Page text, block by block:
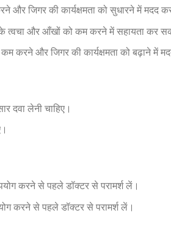
और जिगर की कार्यक्षमता को सुधारने में मदद
के त्वचा और आँखों को कम करने में सहायता कर
कम करने और जिगर की कार्यक्षमता को बढ़ाने में
दवा लेनी चाहिए।
करने से पहले डॉक्टर से परामर्श लें।
करने से पहले डॉक्टर से परामर्श लें।